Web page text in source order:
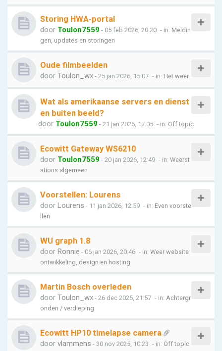
Storing HWA-portal
door Toulon7559 - 05 feb 2026, 20:20 - in: Meldin
gen, updates en storingen
Oude filmbeelden
door Toulon_wx - 25 jan 2026, 15:07 - in: Het weer
Wat als amerikaanse servers en dienst
en buiten beeld?
door Toulon7559 - 21 jan 2026, 17:05 - in: Off topic
Ecowitt Gateway WS6210
door Toulon7559 - 20 jan 2026, 12:49 - in: Weerst
ations algemeen
Voorstellen: Lourens
door Lourens - 11 jan 2026, 12:59 - in: Even voorste
llen
WU graph 1.8
door Ronnie - 06 jan 2026, 20:46 - in: Weer website
ontwikkeling, design en hosting
Martin Bosch overleden
door Toulon_wx - 26 dec 2025, 21:57 - in: Achtergr
onden / verdieping
Ecowitt HP10 timelapse camera
door vlammens - 30 nov 2025, 10:23 - in: Off topic